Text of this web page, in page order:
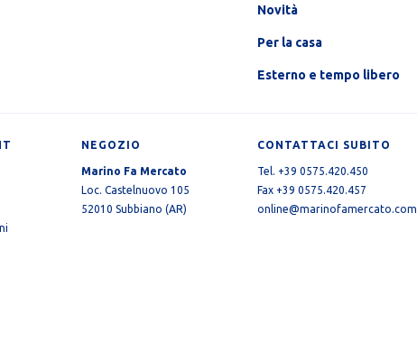
Novità
Per la casa
Esterno e tempo libero
NEGOZIO
Marino Fa Mercato
Loc. Castelnuovo 105
52010 Subbiano (AR)
CONTATTACI SUBITO
Tel. +39 0575.420.450
Fax +39 0575.420.457
online@marinofamercato.com